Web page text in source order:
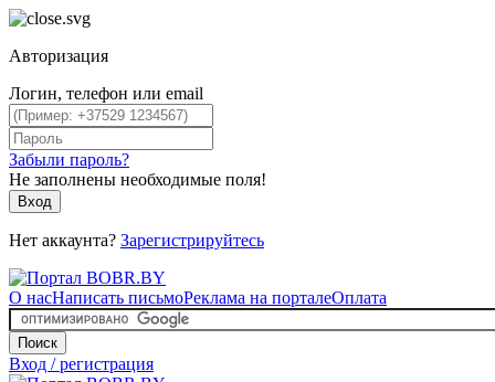
Авторизация
Логин, телефон или email
Забыли пароль?
Не заполнены необходимые поля!
Вход
Нет аккаунта? Зарегистрируйтесь
О насНаписать письмоРеклама на порталеОплата
Поиск
Вход / регистрация